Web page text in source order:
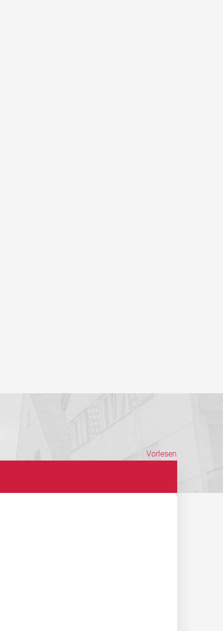
Vorlesen